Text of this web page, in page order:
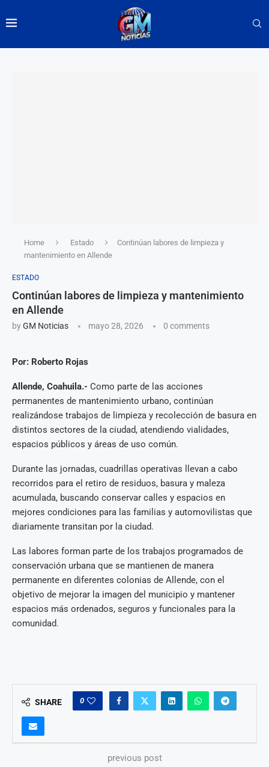
Home Estado
Continúan labores de limpieza y
mantenimiento en Allende
ESTADO
Continúan labores de limpieza y mantenimiento
en Allende
byGM Noticias mayo 28, 2026 0 comments
Por: Roberto Rojas
Allende, Coahuila.- Como parte de las acciones
permanentes de mantenimiento urbano, continúan
realizándose trabajos de limpieza y recolección de basura en
distintos sectores de la ciudad, atendiendo vialidades,
espacios públicos y áreas de uso común.
Durante las jornadas, cuadrillas operativas llevan a cabo
recorridos para el retiro de residuos, basura y maleza
acumulada, buscando conservar calles y espacios en
mejores condiciones para las familias y automovilistas que
diariamente transitan por la ciudad.
Las labores forman parte de los trabajos programados de
conservación urbana que se mantienen de manera
permanente en diferentes colonias de Allende, con el
objetivo de mejorar la imagen del municipio y mantener
espacios más ordenados, seguros y funcionales para la
comunidad.
SHARE 0
previous post